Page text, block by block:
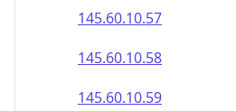
145.60.10.57
145.60.10.58
145.60.10.59